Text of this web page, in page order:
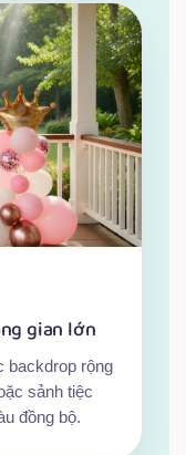
gian lớn
backdrop rộng
sảnh tiệc
đồng bộ.